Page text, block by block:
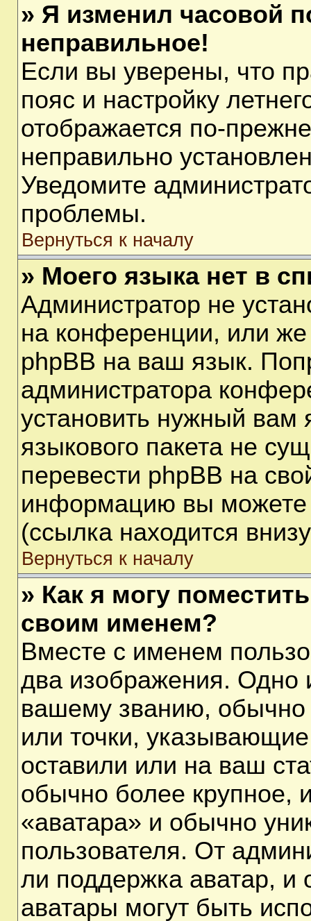
» Я изменил часовой
неправильное!
Если вы уверены, что
пояс и настройку
отображается по-
неправильно
Уведомите
проблемы.
Вернуться к началу
» Моего языка нет в
Администратор не
на конференции, или же
phpBB на ваш язык.
администратора
установить нужный вам
языкового пакета не
перевести phpBB на
информацию вы можете
(ссылка находится
Вернуться к началу
» Как я могу
своим именем?
Вместе с именем
два изображения. Одно
вашему званию, обычно
или точки,
оставили или на ваш
обычно более крупное,
«аватара» и обычно
пользователя. От
ли поддержка аватар, и
аватары могут быть